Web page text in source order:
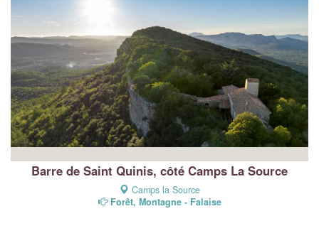
Barre de Saint Quinis, côté Camps La Source
Camps la Source
Forêt, Montagne - Falaise